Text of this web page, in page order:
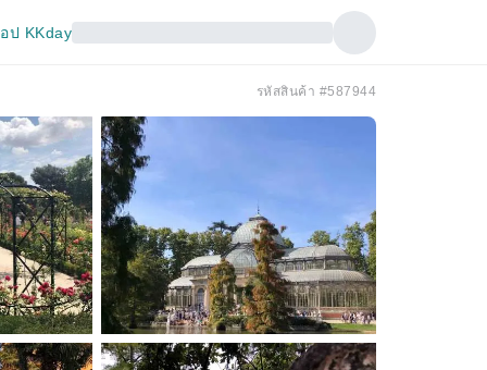
ป KKday
รหัสสินค้า #587944